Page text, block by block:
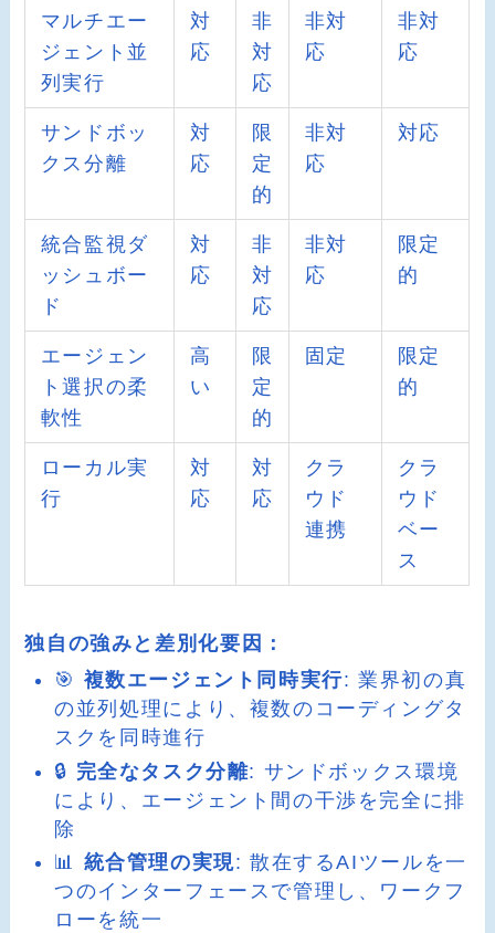
マルチエー
ジェント並
列実行
対
応
非
対
応
非対
応
非対
応
サンドボッ
クス分離
対
応
限
定
的
非対
応
対応
統合監視ダ
ッシュボー
ド
対
応
非
対
応
非対
応
限定
的
エージェン
ト選択の柔
軟性
高
い
限
定
的
固定
限定
的
ローカル実
行
対
応
対
応
クラ
ウド
連携
クラ
ウド
ベー
ス
独自の強みと差別化要因：
🎯 複数エージェント同時実行: 業界初の真
の並列処理により、複数のコーディングタ
スクを同時進行
🔒 完全なタスク分離: サンドボックス環境
により、エージェント間の干渉を完全に排
除
📊 統合管理の実現: 散在するAIツールを一
つのインターフェースで管理し、ワークフ
ローを統一